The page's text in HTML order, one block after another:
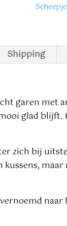
Shipping
garen met
glad blijft.
zich bij
kussens,
naar